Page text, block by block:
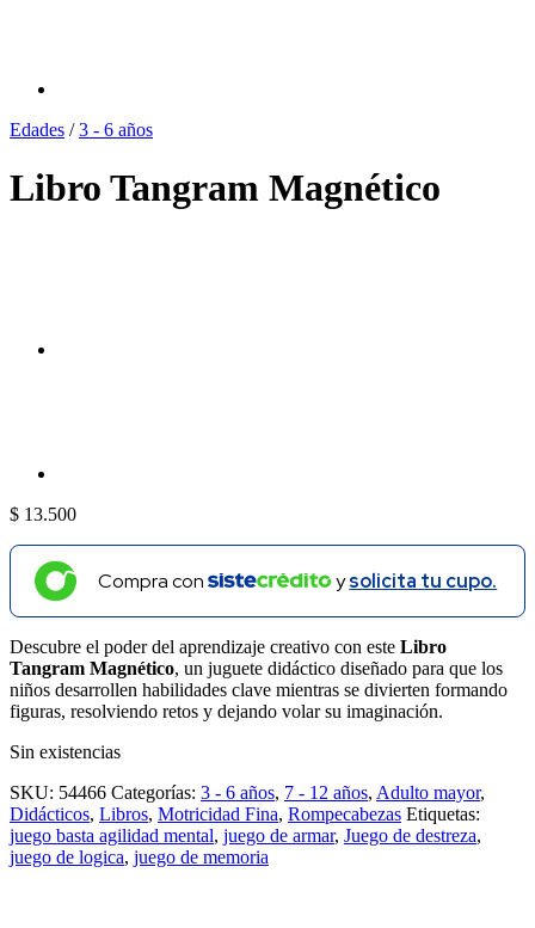
Edades / 3 - 6 años
Libro Tangram Magnético
$ 13.500
Compra con ysolicita tu cupo.
Descubre el poder del aprendizaje creativo con este Libro
Tangram Magnético, un juguete didáctico diseñado para que los
niños desarrollen habilidades clave mientras se divierten formando
figuras, resolviendo retos y dejando volar su imaginación.
Sin existencias
SKU: 54466 Categorías: 3 - 6 años, 7 - 12 años, Adulto mayor,
Didácticos, Libros, Motricidad Fina, Rompecabezas Etiquetas:
juego basta agilidad mental, juego de armar, Juego de destreza,
juego de logica, juego de memoria